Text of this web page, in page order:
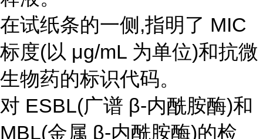
在试纸条的一侧,指明了 MIC
标度(以 μg/mL 为单位)和抗微
生物药的标识代码。
对 ESBL(广谱 β-内酰胺酶)和
MBL(金属 β-内酰胺酶)的检